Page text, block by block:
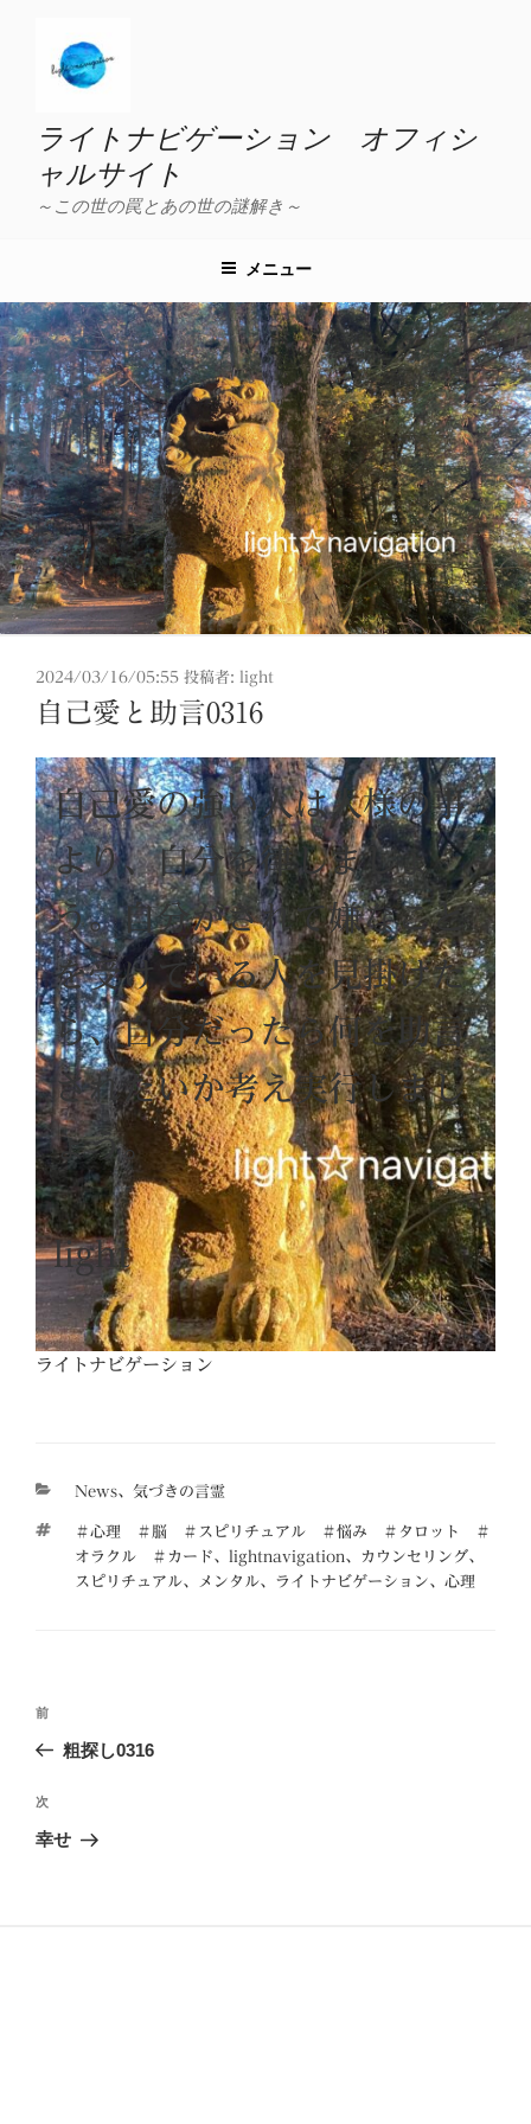
ライトナビゲーション オフィシ
ャルサイト
～この世の罠とあの世の謎解き～
メニュー
投
稿
日:
2024/03/16/05:55 投稿者: light
自己愛と助言0316
自己愛の強い人は人様の事
より、自分を律しましょ
う。自分がされて嫌なこと
を受けている人を見掛けた
ら、自分だったら何を助言
されたいか考え実行しまし
ょう。
light
ライトナビゲーション
カ
ゴ
リ
ー
News、 気づきの言霊
タ
グ
＃心理 ＃脳 ＃スピリチュアル ＃悩み ＃タロット ＃
オラクル ＃カード、 lightnavigation、 カウンセリング、
スピリチュアル、 メンタル、 ライトナビゲーション、 心理
ビ
ゲ
前
の
稿
前
粗探し0316
次
の
次
幸せ